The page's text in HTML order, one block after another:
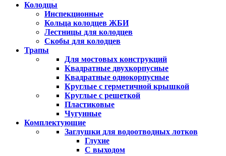
Колодцы
Инспекционные
Кольца колодцев ЖБИ
Лестницы для колодцев
Скобы для колодцев
Трапы
Для мостовых конструкций
Квадратные двухкорпусные
Квадратные однокорпусные
Круглые с герметичной крышкой
Круглые с решеткой
Пластиковые
Чугунные
Комплектующие
Заглушки для водоотводных лотков
Глухие
С выходом